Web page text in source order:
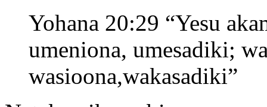
Yohana 20:29 “Yesu
umeniona, umesadiki;
wasioona,wakasadiki”